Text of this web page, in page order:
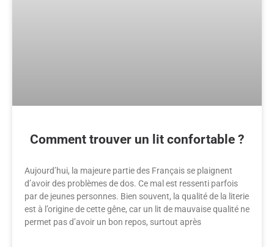
Comment trouver un lit confortable ?
Aujourd’hui, la majeure partie des Français se plaignent
d’avoir des problèmes de dos. Ce mal est ressenti parfois
par de jeunes personnes. Bien souvent, la qualité de la literie
est à l’origine de cette gêne, car un lit de mauvaise qualité ne
permet pas d’avoir un bon repos, surtout après